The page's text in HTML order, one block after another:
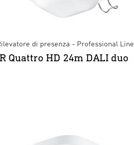
di presenza - Professional Line
Quattro HD 24m DALI duo